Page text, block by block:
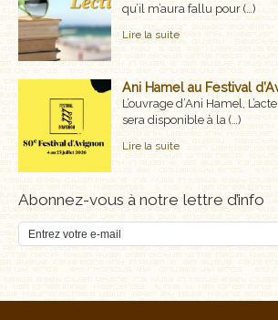
ROMANS
POÉSIE
COFFRETS
AUTEURS
LES
qu’il m’aura fallu pour (…)
Lire la suite
Ani Hamel au Festival
L’ouvrage d’Ani Hamel,
sera disponible à la (…)
Lire la suite
Abonnez-vous à notre lettre d’info